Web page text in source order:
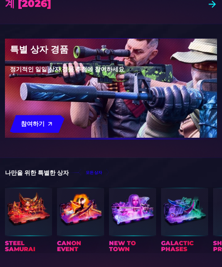
계 [2026]
특별 상자 경품
정기적인 일일 상자 경품 추첨에 참여하세요
참여하기
나만을 위한 특별한 상자 모든 상자
STEEL
SAMURAI
CANON
EVENT
NEW TO
TOWN
GALACTIC
PHASES